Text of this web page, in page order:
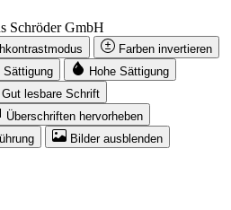
Schröder GmbH
Farben invertieren
Sättigung
Hohe Sättigung
Gut lesbare Schrift
Überschriften hervorheben
Bilder ausblenden